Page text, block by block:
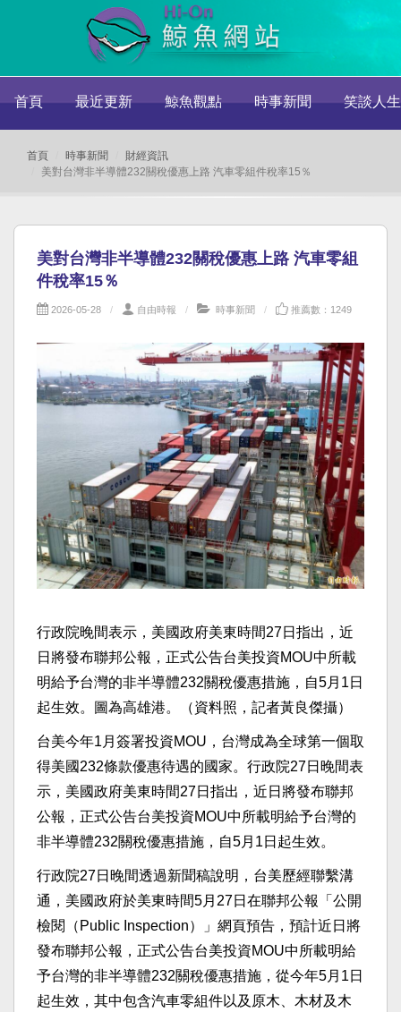
首頁 最近更新 鯨魚觀點 時事新聞 笑談人生
首頁 時事新聞
財經資訊
美對台灣非半導體232關稅優惠上路 汽車零組件稅率15％
美對台灣非半導體232關稅優惠上路 汽車零組
件稅率15％
2026-05-28 自由時報 時事新聞 推薦數：1249
行政院晚間表示，美國政府美東時間27日指出，近
日將發布聯邦公報，正式公告台美投資MOU中所載
明給予台灣的非半導體232關稅優惠措施，自5月1日
起生效。圖為高雄港。（資料照，記者黃良傑攝）
台美今年1月簽署投資MOU，台灣成為全球第一個取
得美國232條款優惠待遇的國家。行政院27日晚間表
示，美國政府美東時間27日指出，近日將發布聯邦
公報，正式公告台美投資MOU中所載明給予台灣的
非半導體232關稅優惠措施，自5月1日起生效。
行政院27日晚間透過新聞稿說明，台美歷經聯繫溝
通，美國政府於美東時間5月27日在聯邦公報「公開
檢閱（Public Inspection）」網頁預告，預計近日將
發布聯邦公報，正式公告台美投資MOU中所載明給
予台灣的非半導體232關稅優惠措施，從今年5月1日
起生效，其中包含汽車零組件以及原木、木材及木